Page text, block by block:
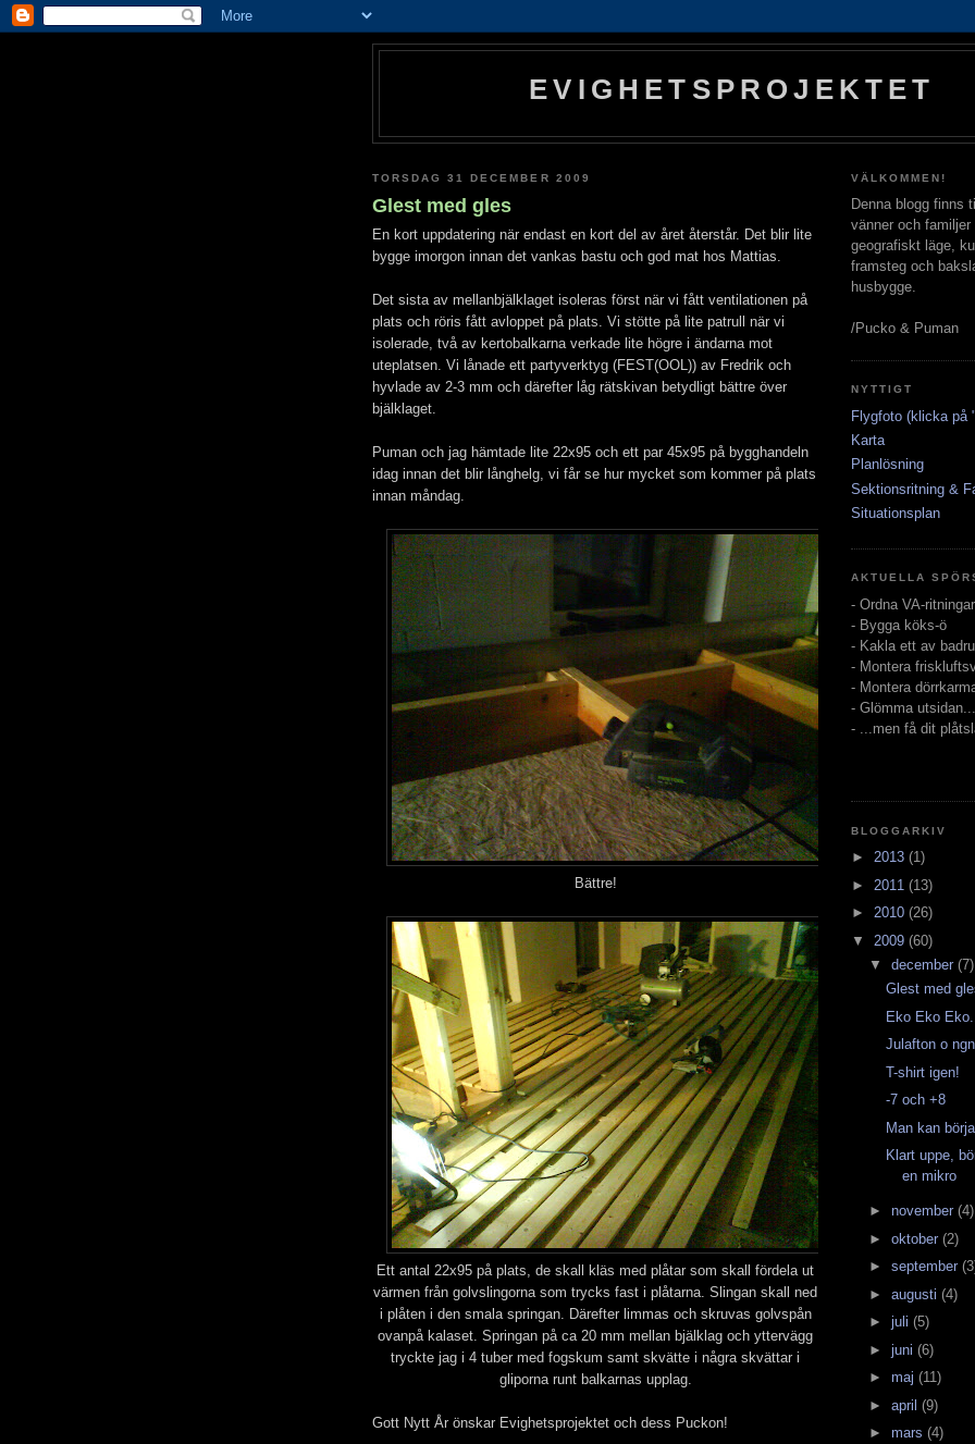
EVIGHETSPROJEKTET
TORSDAG 31 DECEMBER 2009
Glest med gles
En kort uppdatering när endast en kort del av året återstår. Det blir lite
bygge imorgon innan det vankas bastu och god mat hos Mattias.
Det sista av mellanbjälklaget isoleras först när vi fått ventilationen på
plats och röris fått avloppet på plats. Vi stötte på lite patrull när vi
isolerade, två av kertobalkarna verkade lite högre i ändarna mot
uteplatsen. Vi lånade ett partyverktyg (FEST(OOL)) av Fredrik och
hyvlade av 2-3 mm och därefter låg rätskivan betydligt bättre över
bjälklaget.
Puman och jag hämtade lite 22x95 och ett par 45x95 på bygghandeln
idag innan det blir långhelg, vi får se hur mycket som kommer på plats
innan måndag.
Bättre!
Ett antal 22x95 på plats, de skall kläs med plåtar som skall fördela ut
värmen från golvslingorna som trycks fast i plåtarna. Slingan skall ned
i plåten i den smala springan. Därefter limmas och skruvas golvspån
ovanpå kalaset. Springan på ca 20 mm mellan bjälklag och yttervägg
tryckte jag i 4 tuber med fogskum samt skvätte i några skvättar i
gliporna runt balkarnas upplag.
Gott Nytt År önskar Evighetsprojektet och dess Puckon!
VÄLKOMMEN!
Denna blogg finns
vänner och
geografiskt läge,
framsteg och
husbygge.
/Pucko & Puman
NYTTIGT
Flygfoto (klicka på
Karta
Planlösning
Sektionsritning &
Situationsplan
AKTUELLA
- Ordna VA-ritningar
- Bygga köks-ö
- Kakla ett av
- Montera
- Montera
- Glömma utsidan...
- ...men få dit
BLOGGARKIV
► 2013 (1)
► 2011 (13)
► 2010 (26)
▼ 2009 (60)
▼ december (7)
Glest med
Eko Eko Eko...
Julafton o
T-shirt igen!
-7 och +8
Man kan
Klart uppe,
en mikro
► november (4)
► oktober (2)
► september
► augusti (4)
► juli (5)
► juni (6)
► maj (11)
► april (9)
► mars (4)